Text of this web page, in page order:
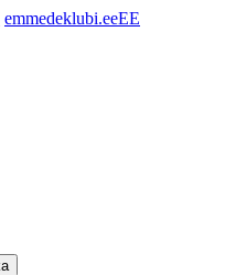
emmedeklubi.eeEE